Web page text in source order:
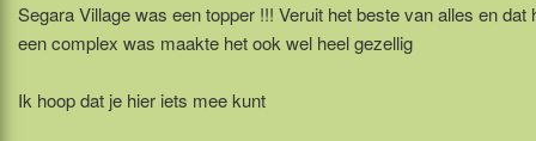
Segara Village was een topper !!! Veruit het beste van alles en dat
een complex was maakte het ook wel heel gezellig
Ik hoop dat je hier iets mee kunt